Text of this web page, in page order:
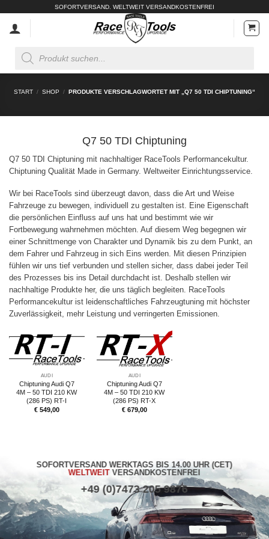
springen
SOFORTVERSAND. WELTWEIT VERSANDKOSTENFREI
search
START / SHOP / PRODUKTE VERSCHLAGWORTET MIT „Q7 50 TDI CHIPTUNING“
Q7 50 TDI Chiptuning
Q7 50 TDI Chiptuning mit nachhaltiger RaceTools Performancekultur.
Chiptuning Qualität Made in Germany. Weltweiter Einrichtungsservice.
Wir bei RaceTools sind überzeugt davon, dass die Art und Weise
Fahrzeuge zu bewegen, individuell zu gestalten ist. Eine Eigenschaft
die persönlichen Einfluss auf uns hat und bestimmt wie wir
Fortbewegung wahrnehmen möchten. Auf diesem Weg begegnen wir
einer Schnittmenge von Charakter und Dynamik bis zu dem Punkt, an
dem Fahrer und Fahrzeug in sich Eins werden. Mit diesen Prinzipien
fühlen wir uns tief verbunden und stellen sicher, dass dabei jeder Teil
des Prozesses bis ins Detail durchdacht ist. Deshalb stellen wir
nachhaltige Produkte her, die uns täglich begleiten. RaceTools
Performancekultur ist leidenschaftliches Fahrzeugtuning mit höchster
Zuverlässigkeit, mehr Leistung und verringerten Emissionen.
AUDI
Chiptuning Audi Q7
4M – 50 TDI 210 KW
(286 PS) RT-I
€549,00
AUDI
Chiptuning Audi Q7
4M – 50 TDI 210 KW
(286 PS) RT-X
€679,00
SOFORTVERSAND WERKTAGS BIS 14.00 UHR (CET)
WELTWEITVERSANDKOSTENFREI
+49 (0)7473 205 9876